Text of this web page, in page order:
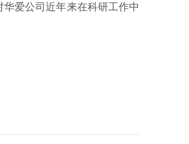
爱公司近年来在科研工作中